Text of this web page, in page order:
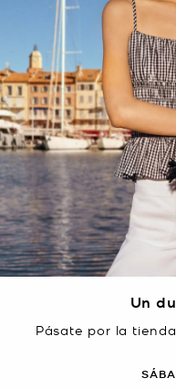
Un
Pásate por la